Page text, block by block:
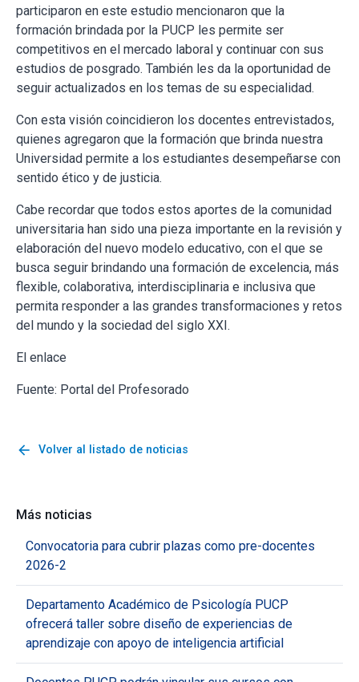
participaron en este estudio mencionaron que la
formación brindada por la PUCP les permite ser
competitivos en el mercado laboral y continuar con sus
estudios de posgrado. También les da la oportunidad de
seguir actualizados en los temas de su especialidad.
Con esta visión coincidieron los docentes entrevistados,
quienes agregaron que la formación que brinda nuestra
Universidad permite a los estudiantes desempeñarse con
sentido ético y de justicia.
Cabe recordar que todos estos aportes de la comunidad
universitaria han sido una pieza importante en la revisión y
elaboración del nuevo modelo educativo, con el que se
busca seguir brindando una formación de excelencia, más
flexible, colaborativa, interdisciplinaria e inclusiva que
permita responder a las grandes transformaciones y retos
del mundo y la sociedad del siglo XXI.
El enlace
Fuente: Portal del Profesorado
arrow_back Volver al listado de noticias
Más noticias
Convocatoria para cubrir plazas como pre-docentes
2026-2
Departamento Académico de Psicología PUCP
ofrecerá taller sobre diseño de experiencias de
aprendizaje con apoyo de inteligencia artificial